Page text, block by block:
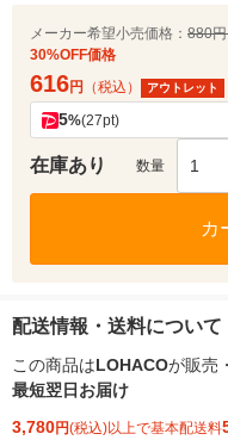
メーカー希望小売価格： 880
30%OFF価格
616円 （税込） アウトレット
5%(27pt)
在庫あり 数量 1
カ
配送情報・送料について
この商品はLOHACOが販売
最短翌日お届け
3,780円(税込)以上で基本配送料